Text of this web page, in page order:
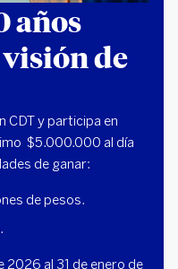
años
de
CDT y participa en
$5.000.000 al día
de ganar:
de pesos.
2026 al 31 de enero de